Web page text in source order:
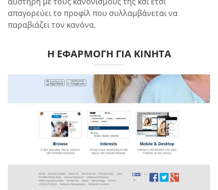
απαγορεύει το προφίλ που συλλαμβάνεται να
παραβιάζει τον κανόνα.
Η ΕΦΑΡΜΟΓΉ ΓΙΑ ΚΙΝΗΤΆ